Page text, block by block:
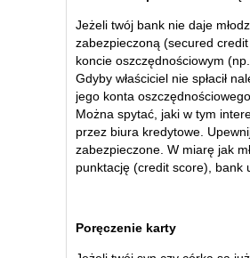
Jeżeli twój bank nie daje
zabezpieczoną (secured
koncie oszczędnościowym
Gdyby właściciel nie spłacił
jego konta oszczędnościowego.
Można spytać, jaki w tym
przez biura kredytowe.
zabezpieczone. W miarę jak
punktację (credit score), bank
Poręczenie karty